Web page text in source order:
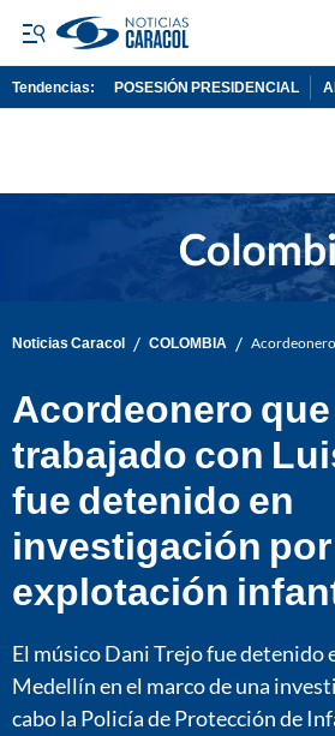
Tendencias: POSESIÓN PRESIDENCIAL
Noticias Caracol / COLOMBIA /
Acordeonero
trabajado con
fue detenido en
investigación por
explotación
El músico Dani Trejo fue detenido
Medellín en el marco de una
cabo la Policía de Protección de